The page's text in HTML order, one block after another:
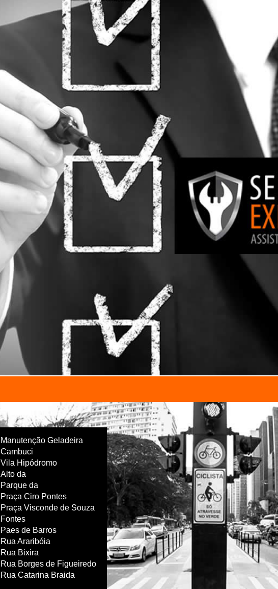
Manutenção Geladeira
Cambuci
Vila Hipódromo
Alto da
Parque da
Praça Ciro Pontes
Praça Visconde de Souza
Fontes
Paes de Barros
Rua Araribóia
Rua Bixira
Rua Borges de Figueiredo
Rua Catarina Braida